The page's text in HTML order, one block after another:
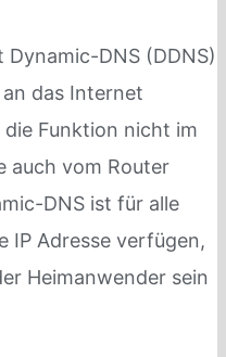
DNS (DDNS)
das Internet
Funktion nicht im
auch vom Router
DNS ist für alle
IP Adresse verfügen,
Heimanwender sein